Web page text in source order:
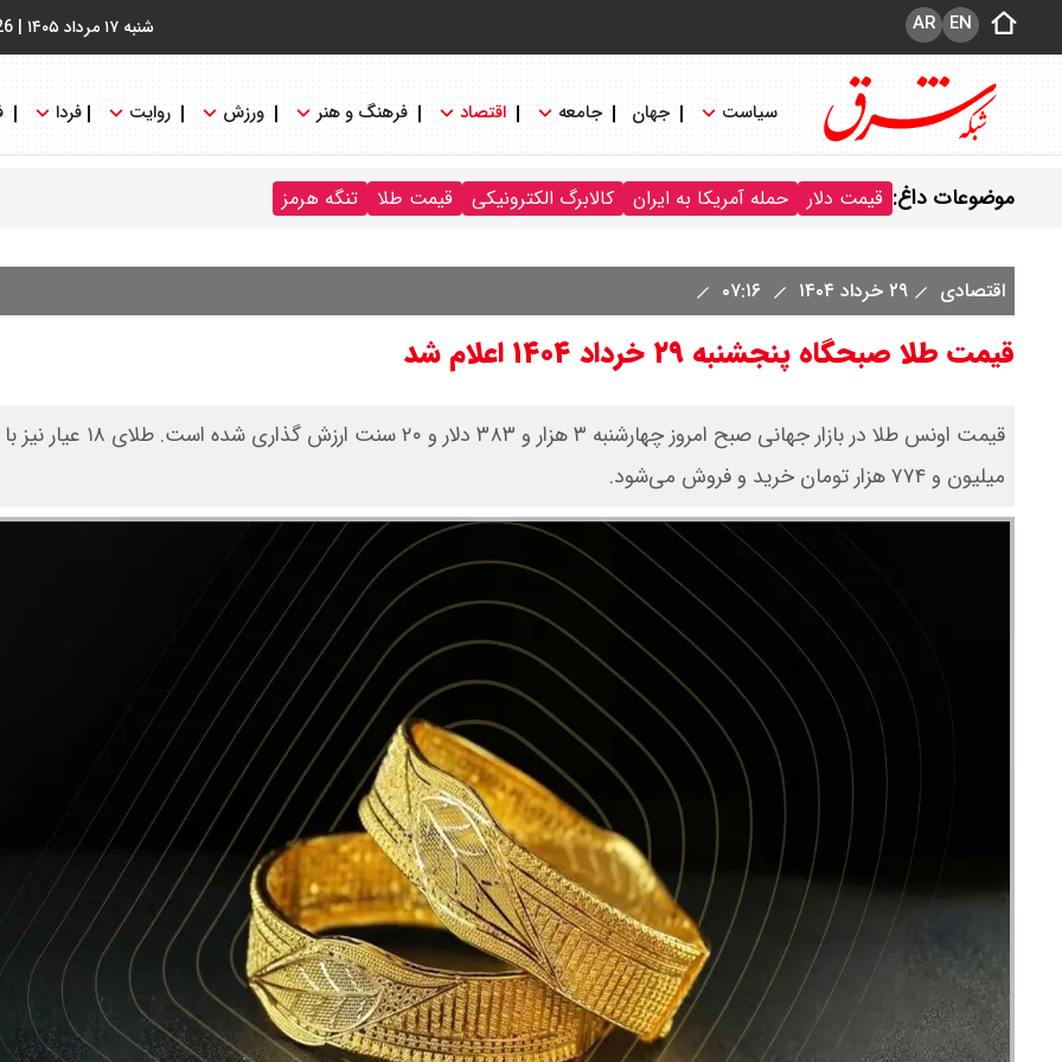
شنبه ۱۷ مرداد ۱۴۰۵ | EN
AR
سیاست جهان جامعه اقتصاد فرهنگ و هنر ورزش روایت فردا
موضوعات داغ: قیمت دلار حمله آمریکا به ایران کالابرگ الکترونیکی قیمت طلا تنگه هرمز
اقتصادی ۲۹ خرداد ۱۴۰۴
قیمت طلا صبحگاه پنجشنبه ۲۹ خرداد ۱۴۰۴ اعلام شد
میلیون و ۷۷۴ هزار تومان خرید و فروش می‌شود.